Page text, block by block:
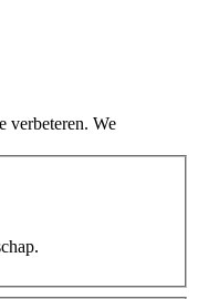
verbeteren. We